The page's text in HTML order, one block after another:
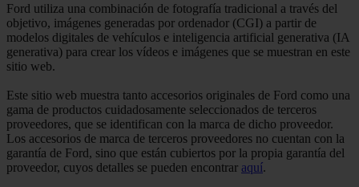
Ford utiliza una combinación de fotografía tradicional a través del
objetivo, imágenes generadas por ordenador (CGI) a partir de
modelos digitales de vehículos e inteligencia artificial generativa (IA
generativa) para crear los vídeos e imágenes que se muestran en este
sitio web.
Este sitio web muestra tanto accesorios originales de Ford como una
gama de productos cuidadosamente seleccionados de terceros
proveedores, que se identifican con la marca de dicho proveedor.
Los accesorios de marca de terceros proveedores no cuentan con la
garantía de Ford, sino que están cubiertos por la propia garantía del
proveedor, cuyos detalles se pueden encontrar aquí.